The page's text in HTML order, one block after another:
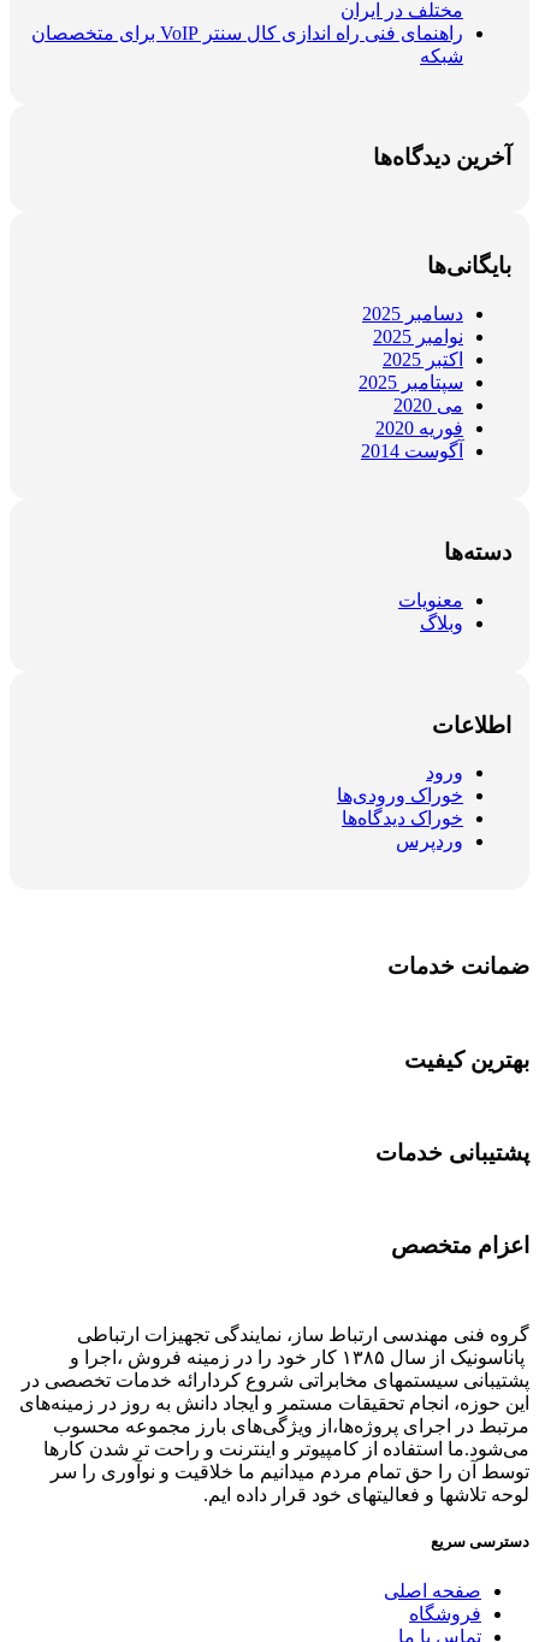
مختلف در ایران
راهنمای فنی راه اندازی کال سنتر VoIP برای متخصصان
شبکه
آخرین دیدگاه‌ها
بایگانی‌ها
دسامبر 2025
نوامبر 2025
اکتبر 2025
سپتامبر 2025
می 2020
فوریه 2020
آگوست 2014
دسته‌ها
معنویات
وبلاگ
اطلاعات
ورود
خوراک ورودی‌ها
خوراک دیدگاه‌ها
وردپرس
ضمانت خدمات
بهترین کیفیت
پشتیبانی خدمات
اعزام متخصص
گروه فنی مهندسی ارتباط ساز، نمایندگی تجهیزات ارتباطی
پاناسونیک از سال ۱۳۸۵ کار خود را در زمینه فروش ،اجرا و
پشتیبانی سیستمهای مخابراتی شروع کردارائه خدمات تخصصی در
این حوزه، انجام تحقیقات مستمر و ایجاد دانش به‌ روز در زمینه‌های
مرتبط در اجرای پروژه‌ها،از ویژگی‌های بارز مجموعه محسوب
می‌شود.ما استفاده از کامپیوتر و اینترنت و راحت تر شدن کارها
توسط آن را حق تمام مردم میدانیم ما خلاقیت و نوآوری را سر
لوحه تلاشها و فعالیتهای خود قرار داده ایم.
دسترسی سریع
صفحه اصلی
فروشگاه
تماس با ما